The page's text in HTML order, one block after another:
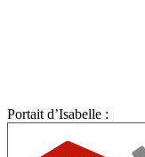
Portait d’Isabelle :